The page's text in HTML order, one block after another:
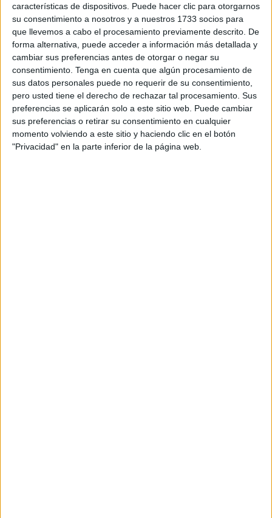
características de dispositivos. Puede hacer clic para otorgarnos
su consentimiento a nosotros y a nuestros 1733 socios para
que llevemos a cabo el procesamiento previamente descrito. De
forma alternativa, puede acceder a información más detallada y
cambiar sus preferencias antes de otorgar o negar su
consentimiento. Tenga en cuenta que algún procesamiento de
sus datos personales puede no requerir de su consentimiento,
pero usted tiene el derecho de rechazar tal procesamiento. Sus
preferencias se aplicarán solo a este sitio web. Puede cambiar
sus preferencias o retirar su consentimiento en cualquier
momento volviendo a este sitio y haciendo clic en el botón
"Privacidad" en la parte inferior de la página web.
Un dato que maneja el Cuerpo Nacional de Policía como
determinante en el marco de lainvestigación puesta en
marcha y que apunta a la existencia de un acto
premeditado y dirigido . Y un dato que además provoca la
ampliación de lo que podría ser tenido como un suceso
más de los que se producen en Ceuta, ya que ahora
quedaría vinculado con la hilera de episodios delictivos
enmarcados en la llamada Operación Plomo.
Tras la labor deBomberosentra en escena la acción de